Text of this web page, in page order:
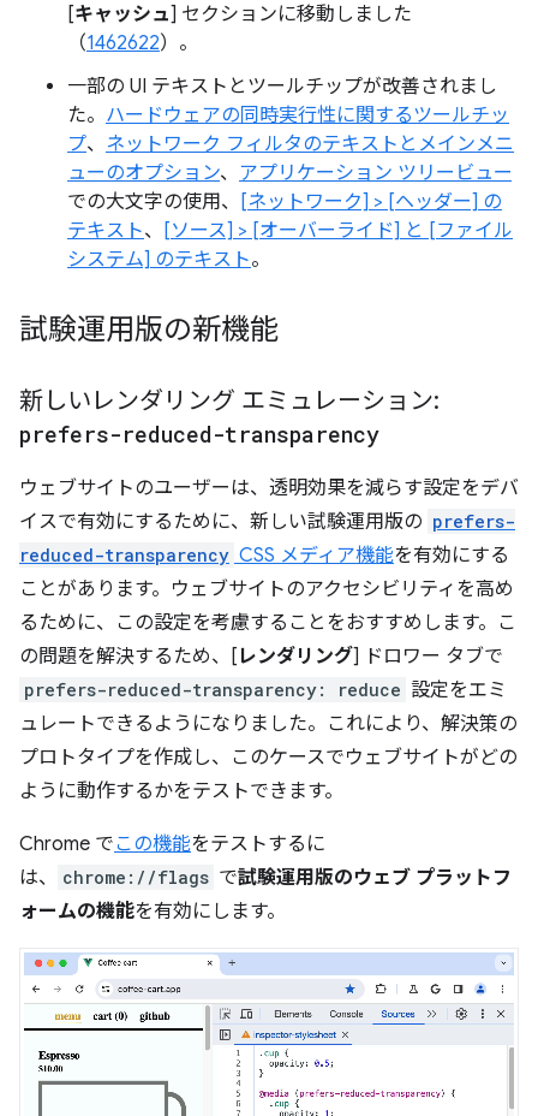
[キャッシュ] セクションに移動しました
（1462622）。
一部の UI テキストとツールチップが改善されまし
た。 ハードウェアの同時実行性に関するツールチッ
プ、 ネットワーク フィルタのテキストとメインメニ
ューのオプション、 アプリケーション ツリービュー
での大文字の使用、
[ネットワーク] > [ヘッダー] の
テキスト、
[ソース] > [オーバーライド] と [ファイル
システム] のテキスト。
試験運用版の新機能
新しいレンダリング エミュレーション:
prefers-reduced-transparency
ウェブサイトのユーザーは、透明効果を減らす設定をデバ
イスで有効にするために、新しい試験運用版の prefers-
reduced-transparency CSS メディア機能を有効にする
ことがあります。ウェブサイトのアクセシビリティを高め
るために、この設定を考慮することをおすすめします。こ
の問題を解決するため、[ レンダリング] ドロワー タブで
prefers-reduced-transparency: reduce 設定をエミ
ュレートできるようになりました。これにより、解決策の
プロトタイプを作成し、このケースでウェブサイトがどの
ように動作するかをテストできます。
Chrome でこの機能をテストするに
は、
chrome://flags で試験運用版のウェブ プラットフ
ォームの機能を有効にします。